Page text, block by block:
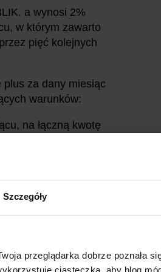
Szczegóły
przeglądarka dobrze poznała
ciasteczka, aby blog
a wynosi 2%
w którym zawarto
pięć kolejnych
za dany miesiąc
warunków:
na łączną kwotę
po
jako zwrot
na rachunek eKonto
000 zł., przy czym
do Uczestnika